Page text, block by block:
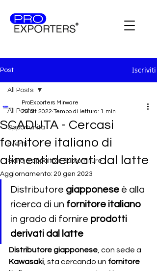
Post Iscriviti
All Posts
Opportunità
Eventi
Gare d'appalto e Subforniture
All Posts
SCADUTA - Cercasi
fornitore italiano di
alimenti derivati dal latte
ProExporters Mirware
20 ott 2022 Tempo di lettura: 1 min
Aggiornamento: 20 gen 2023
Distributore giapponese è alla
ricerca di un fornitore italiano
in grado di fornire prodotti
derivati dal latte
Distributore giapponese , con sede a
Kawasaki , sta cercando un fornitore